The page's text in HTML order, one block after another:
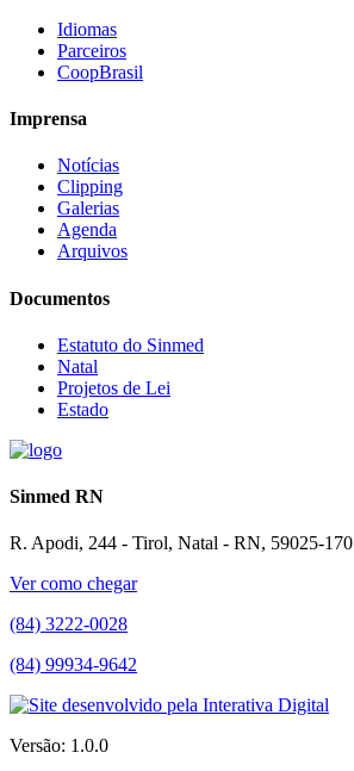
Idiomas
Parceiros
CoopBrasil
Imprensa
Notícias
Clipping
Galerias
Agenda
Arquivos
Documentos
Estatuto do Sinmed
Natal
Projetos de Lei
Estado
Sinmed RN
R. Apodi, 244 - Tirol, Natal - RN, 59025-170
Ver como chegar
(84) 3222-0028
(84) 99934-9642
Versão: 1.0.0